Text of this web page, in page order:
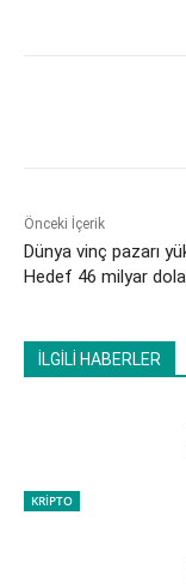
Önceki İçerik
Dünya vinç pazarı
Hedef 46 milyar
İLGİLİ HABERLER
KRİPTO